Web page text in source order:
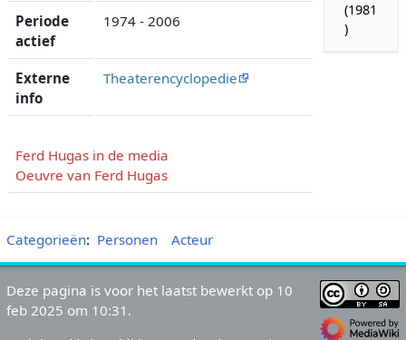
(1981
)
Periode
actief
1974 - 2006
Externe
info
Theaterencyclopedie
Ferd Hugas in de media
Oeuvre van Ferd Hugas
Categorieën: Personen Acteur
Deze pagina is voor het laatst bewerkt op 10
feb 2025 om 10:31.